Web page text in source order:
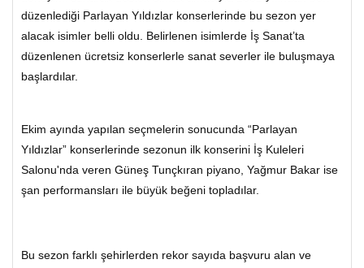
düzenlediği Parlayan Yıldızlar konserlerinde bu sezon yer
alacak isimler belli oldu. Belirlenen isimlerde İş Sanat’ta
düzenlenen ücretsiz konserlerle sanat severler ile buluşmaya
başlardılar.
Ekim ayında yapılan seçmelerin sonucunda “Parlayan
Yıldızlar” konserlerinde sezonun ilk konserini İş Kuleleri
Salonu'nda veren Güneş Tunçkıran piyano, Yağmur Bakar ise
şan performansları ile büyük beğeni topladılar.
Bu sezon farklı şehirlerden rekor sayıda başvuru alan ve